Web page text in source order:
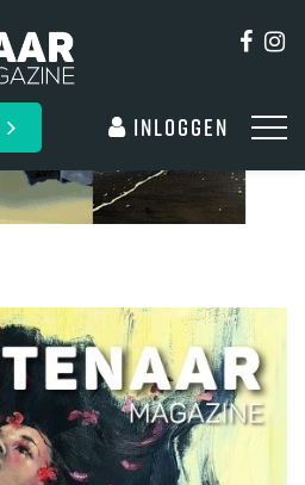
Inloggen